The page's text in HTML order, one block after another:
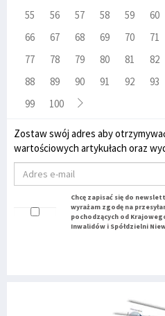
55
56 57 58 59 60
66
67 68 69 70 71
77
78 79 80 81 82
88
89 90 91 92 93
99
100
Zostaw swój adres aby
wartościowych artykułach oraz
Chcę zapisać się do
wyrażam zgodę na
pochodzących od
Inwalidów i Spółdzielni